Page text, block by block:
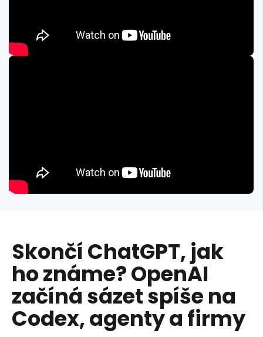
Skončí ChatGPT, jak
ho známe? OpenAI
začíná sázet spíše na
Codex, agenty a firmy